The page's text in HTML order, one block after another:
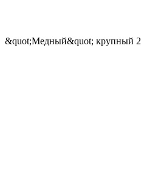
&quot;Медный&quot; крупный 2